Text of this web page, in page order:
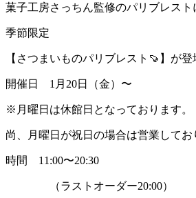
菓子工房さっちん監修のパリブレスト
季節限定
【さつまいものパリブレスト🍠】が登
開催日 1月20日（金）〜
※月曜日は休館日となっております。
尚、月曜日が祝日の場合は営業してお
時間 11:00〜20:30
（ラストオーダー20:00）